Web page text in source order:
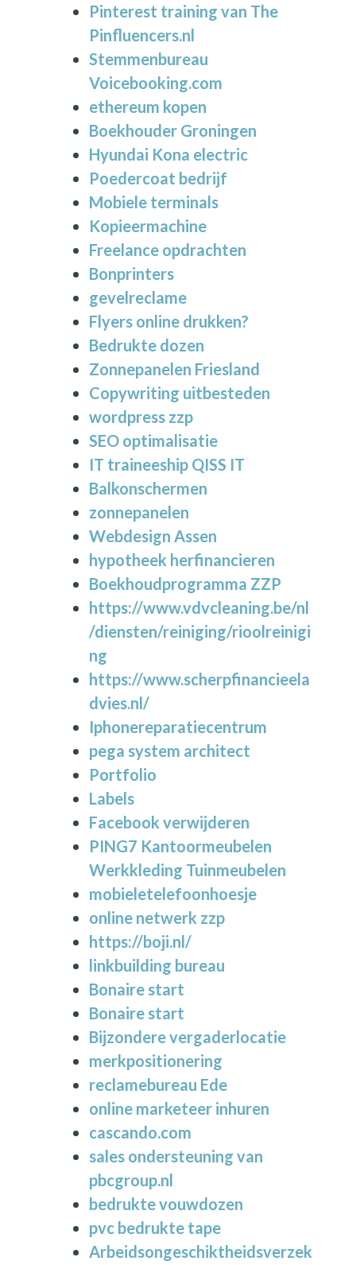
Pinterest training van The
Pinfluencers.nl
Stemmenbureau
Voicebooking.com
ethereum kopen
Boekhouder Groningen
Hyundai Kona electric
Poedercoat bedrijf
Mobiele terminals
Kopieermachine
Freelance opdrachten
Bonprinters
gevelreclame
Flyers online drukken?
Bedrukte dozen
Zonnepanelen Friesland
Copywriting uitbesteden
wordpress zzp
SEO optimalisatie
IT traineeship QISS IT
Balkonschermen
zonnepanelen
Webdesign Assen
hypotheek herfinancieren
Boekhoudprogramma ZZP
https://www.vdvcleaning.be/nl
/diensten/reiniging/rioolreinigi
ng
https://www.scherpfinancieela
dvies.nl/
Iphonereparatiecentrum
pega system architect
Portfolio
Labels
Facebook verwijderen
PING7 Kantoormeubelen
Werkkleding Tuinmeubelen
mobieletelefoonhoesje
online netwerk zzp
https://boji.nl/
linkbuilding bureau
Bonaire start
Bonaire start
Bijzondere vergaderlocatie
merkpositionering
reclamebureau Ede
online marketeer inhuren
cascando.com
sales ondersteuning van
pbcgroup.nl
bedrukte vouwdozen
pvc bedrukte tape
Arbeidsongeschiktheidsverzek